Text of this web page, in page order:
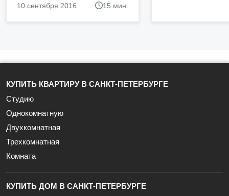
Лифт
Мусоропровод
10 сентября 2016 15 мин.
КУПИТЬ КВАРТИРУ В САНКТ-ПЕТЕРБУРГЕ
Студию
Однокомнатную
Двухкомнатная
Трехкомнатная
Комната
КУПИТЬ ДОМ В САНКТ-ПЕТЕРБУРГЕ